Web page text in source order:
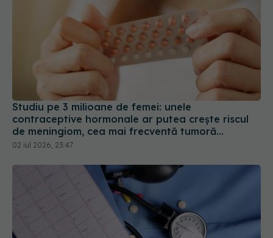
Studiu pe 3 milioane de femei: unele
contraceptive hormonale ar putea crește riscul
de meningiom, cea mai frecventă tumoră
cerebrală
02 iul 2026, 23:47